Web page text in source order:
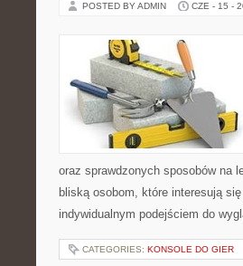
POSTED BY ADMIN CZE - 15 -
oraz sprawdzonych sposobów na
bliską osobom, które interesują
indywidualnym podejściem do
CATEGORIES: KONSOLE DO GIER